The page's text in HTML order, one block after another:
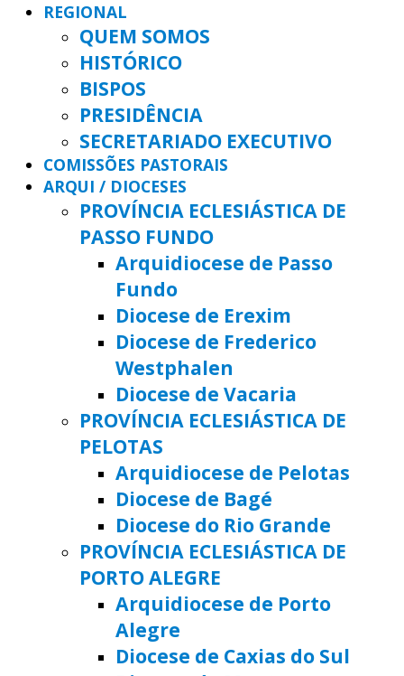
REGIONAL
QUEM SOMOS
HISTÓRICO
BISPOS
PRESIDÊNCIA
SECRETARIADO EXECUTIVO
COMISSÕES PASTORAIS
ARQUI / DIOCESES
PROVÍNCIA ECLESIÁSTICA DE
PASSO FUNDO
Arquidiocese de Passo
Fundo
Diocese de Erexim
Diocese de Frederico
Westphalen
Diocese de Vacaria
PROVÍNCIA ECLESIÁSTICA DE
PELOTAS
Arquidiocese de Pelotas
Diocese de Bagé
Diocese do Rio Grande
PROVÍNCIA ECLESIÁSTICA DE
PORTO ALEGRE
Arquidiocese de Porto
Alegre
Diocese de Caxias do Sul